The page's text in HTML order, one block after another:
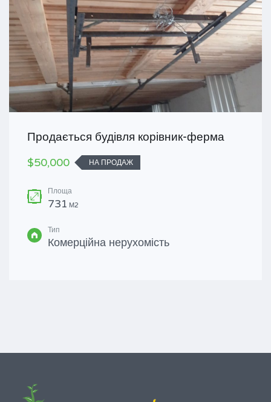
Продається будівля корівник-ферма
$50,000
НА ПРОДАЖ
Площа
731 М2
Тип
Комерційна нерухомість